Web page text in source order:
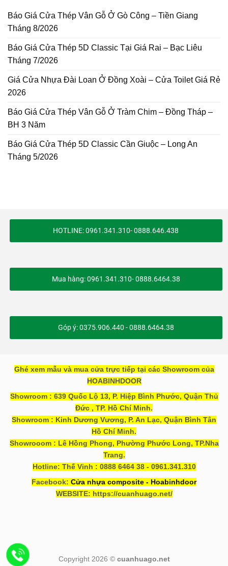
Báo Giá Cửa Thép Vân Gỗ Ở Gò Công – Tiền Giang
Tháng 8/2026
Báo Giá Cửa Thép 5D Classic Tại Giá Rai – Bạc Liêu
Tháng 7/2026
Giá Cửa Nhựa Đài Loan Ở Đồng Xoài – Cửa Toilet Giá Rẻ
2026
Báo Giá Cửa Thép Vân Gỗ Ở Tràm Chim – Đồng Tháp –
BH 3 Năm
Báo Giá Cửa Thép 5D Classic Cần Giuộc – Long An
Tháng 5/2026
HOTLINE: 0961.341.310- 0888.646.438
Mua hàng: 0961.341.310- 0888.6464.38
Góp ý: 0375.906.440 - 0888.6464.38
Ghé xem mẫu và mua cửa trực tiếp tại các Showroom của
HOABINHDOOR
Showroom : 639 Quốc Lộ 13, P. Hiệp Bình Phước, Quận Thủ
Đức , TP. Hồ Chí Minh.
Showroom : Kinh Dương Vương, P. An Lạc, Quận Bình Tân
Hồ Chí Minh.
Showrooom : Lê Hồng Phong, Phường Phước Long, TP.Nha
Trang.
Hotline: Thế Vinh : 0888 6464 38 - 0961.341.310
Facebook: Cửa nhựa composite - Hoabinhdoor
WEBSITE: https://cuanhuago.net/
Copyright 2026 © cuanhuago.net